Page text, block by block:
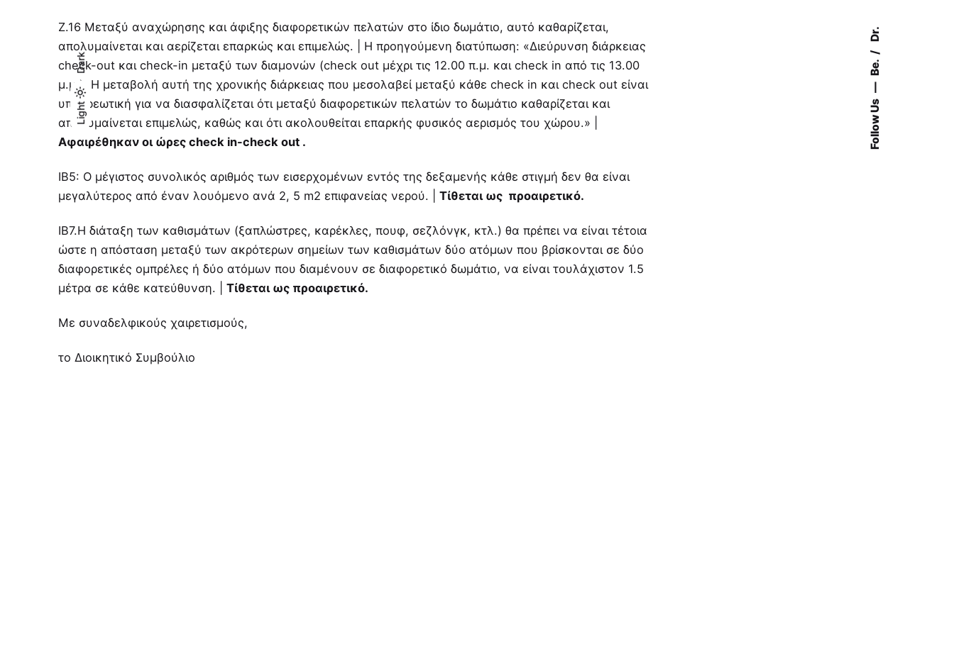
Light
Dark
Light
Dark Follow Us
Be.
Dr.
Ζ.16 Mεταξύ αναχώρησης και άφιξης διαφορετικών πελατών στο ίδιο δωμάτιο, αυτό καθαρίζεται,
απολυμαίνεται και αερίζεται επαρκώς και επιμελώς. | Η προηγούμενη διατύπωση: «Διεύρυνση διάρκειας
check-out και check-in μεταξύ των διαμονών (check out μέχρι τις 12.00 π.μ. και check in από τις 13.00
μ.μ.). Η μεταβολή αυτή της χρονικής διάρκειας που μεσολαβεί μεταξύ κάθε check in και check out είναι
υποχρεωτική για να διασφαλίζεται ότι μεταξύ διαφορετικών πελατών το δωμάτιο καθαρίζεται και
απολυμαίνεται επιμελώς, καθώς και ότι ακολουθείται επαρκής φυσικός αερισμός του χώρου.» |
Αφαιρέθηκαν οι ώρες check in-check out .
ΙΒ5: Ο μέγιστος συνολικός αριθμός των εισερχομένων εντός της δεξαμενής κάθε στιγμή δεν θα είναι
μεγαλύτερος από έναν λουόμενο ανά 2, 5 m2 επιφανείας νερού. | Τίθεται ως προαιρετικό.
ΙΒ7.Η διάταξη των καθισμάτων (ξαπλώστρες, καρέκλες, πουφ, σεζλόνγκ, κτλ.) θα πρέπει να είναι τέτοια
ώστε η απόσταση μεταξύ των ακρότερων σημείων των καθισμάτων δύο ατόμων που βρίσκονται σε δύο
διαφορετικές ομπρέλες ή δύο ατόμων που διαμένουν σε διαφορετικό δωμάτιο, να είναι τουλάχιστον 1.5
μέτρα σε κάθε κατεύθυνση. | Τίθεται ως προαιρετικό.
Με συναδελφικούς χαιρετισμούς,
το Διοικητικό Συμβούλιο